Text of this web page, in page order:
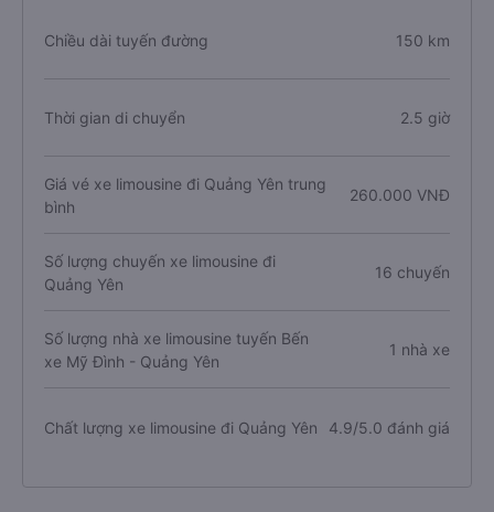
Chiều dài tuyến đường 150 km
Thời gian di chuyển 2.5 giờ
Giá vé xe limousine đi Quảng Yên trung
bình
260.000 VNĐ
Số lượng chuyến xe limousine đi
Quảng Yên
16 chuyến
Số lượng nhà xe limousine tuyến Bến
xe Mỹ Đình - Quảng Yên
1 nhà xe
Chất lượng xe limousine đi Quảng Yên 4.9/5.0 đánh giá